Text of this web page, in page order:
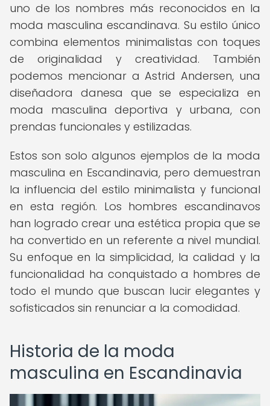
uno de los nombres más reconocidos en la
moda masculina escandinava. Su estilo único
combina elementos minimalistas con toques
de originalidad y creatividad. También
podemos mencionar a Astrid Andersen, una
diseñadora danesa que se especializa en
moda masculina deportiva y urbana, con
prendas funcionales y estilizadas.
Estos son solo algunos ejemplos de la moda
masculina en Escandinavia, pero demuestran
la influencia del estilo minimalista y funcional
en esta región. Los hombres escandinavos
han logrado crear una estética propia que se
ha convertido en un referente a nivel mundial.
Su enfoque en la simplicidad, la calidad y la
funcionalidad ha conquistado a hombres de
todo el mundo que buscan lucir elegantes y
sofisticados sin renunciar a la comodidad.
Historia de la moda
masculina en Escandinavia